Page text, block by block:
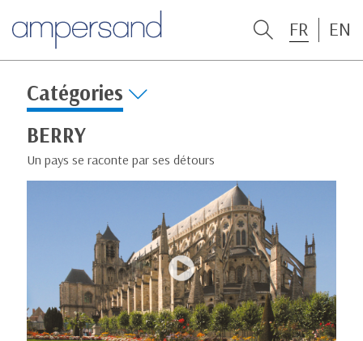
FR EN
Catégories
BERRY
Un pays se raconte par ses détours